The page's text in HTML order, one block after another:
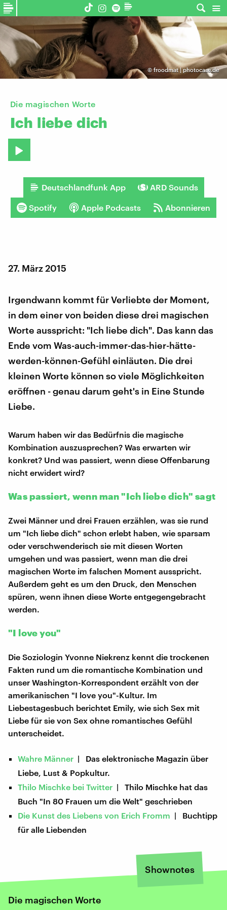
©froodmat | photocase.de
Die magischen Worte
Ich liebe dich
Deutschlandfunk App ARD Sounds
Spotify Apple Podcasts Abonnieren
27. März 2015
Irgendwann kommt für Verliebte der Moment,
in dem einer von beiden diese drei magischen
Worte ausspricht: "Ich liebe dich". Das kann das
Ende vom Was-auch-immer-das-hier-hätte-
werden-können-Gefühl einläuten. Die drei
kleinen Worte können so viele Möglichkeiten
eröffnen - genau darum geht's in Eine Stunde
Liebe.
Warum haben wir das Bedürfnis die magische
Kombination auszusprechen? Was erwarten wir
konkret? Und was passiert, wenn diese Offenbarung
nicht erwidert wird?
Was passiert, wenn man "Ich liebe dich" sagt
Zwei Männer und drei Frauen erzählen, was sie rund
um "Ich liebe dich" schon erlebt haben, wie sparsam
oder verschwenderisch sie mit diesen Worten
umgehen und was passiert, wenn man die drei
magischen Worte im falschen Moment ausspricht.
Außerdem geht es um den Druck, den Menschen
spüren, wenn ihnen diese Worte entgegengebracht
werden.
"I love you"
Die Soziologin Yvonne Niekrenz kennt die trockenen
Fakten rund um die romantische Kombination und
unser Washington-Korrespondent erzählt von der
amerikanischen "I love you"-Kultur. Im
Liebestagesbuch berichtet Emily, wie sich Sex mit
Liebe für sie von Sex ohne romantisches Gefühl
unterscheidet.
Wahre Männer | Das elektronische Magazin über
Liebe, Lust & Popkultur.
Thilo Mischke bei Twitter | Thilo Mischke hat das
Buch "In 80 Frauen um die Welt" geschrieben
Die Kunst des Liebens von Erich Fromm | Buchtipp
für alle Liebenden
Shownotes
Die magischen Worte